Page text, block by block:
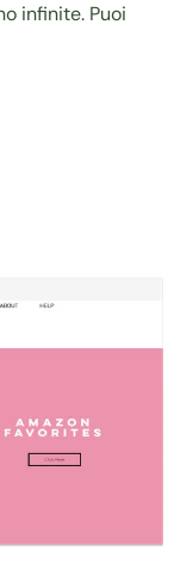
infinite. Puoi